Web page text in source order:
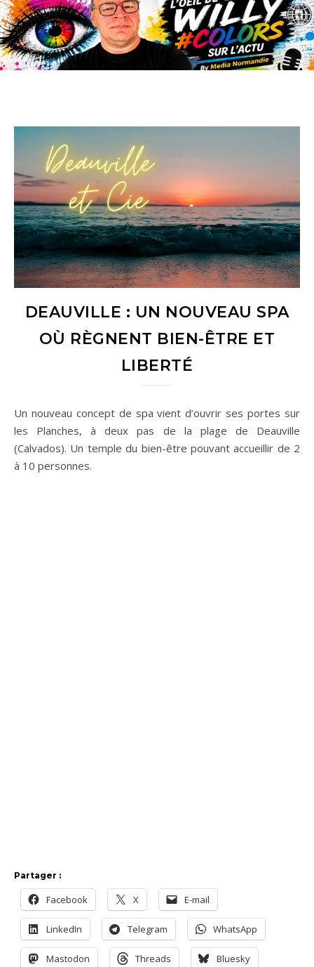
DEAUVILLE : UN NOUVEAU SPA
OÙ RÈGNENT BIEN-ÊTRE ET
LIBERTÉ
Un nouveau concept de spa vient d’ouvrir ses portes sur
les Planches, à deux pas de la plage de Deauville
(Calvados). Un temple du bien-être pouvant accueillir de 2
à 10 personnes.
Partager :
Facebook X E-mail
LinkedIn Telegram WhatsApp
Mastodon Threads Bluesky